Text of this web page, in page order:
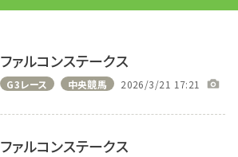
ファルコンステークス
G3レース 中央競馬 2026/3/21 17:21
ファルコンステークス